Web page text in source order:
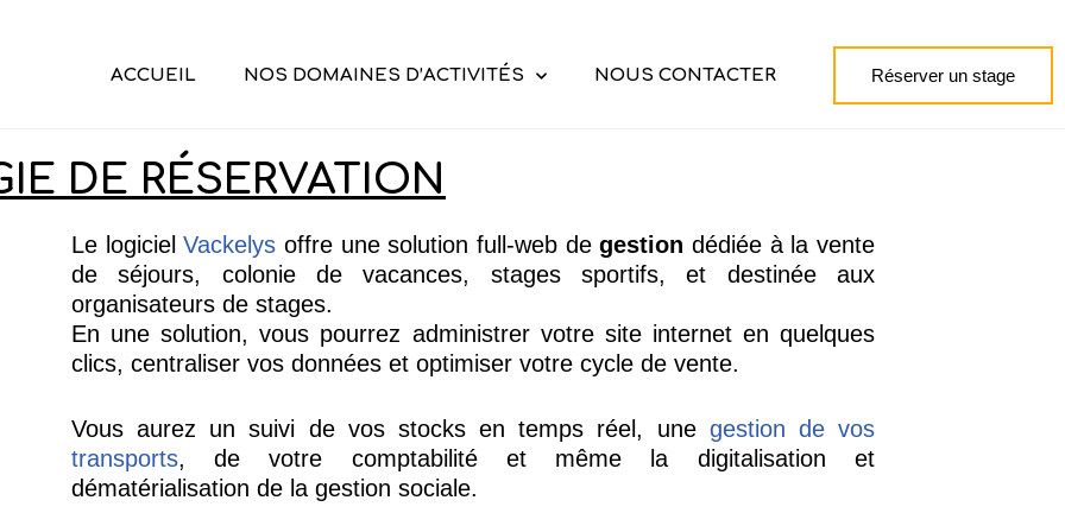
ACCUEIL NOS DOMAINES D’ACTIVITÉS NOUS CONTACTER Réserver un stage
DE RÉSERVATION
Le logicielVackelys offre une solution full-web degestion dédiée à la vente
deséjours, colonie de vacances, stages sportifs, et destinée
aux
organisateurs de stages.
En une solution, vous pourrez administrer votre site internet enquelques
clics, centraliser vos données et optimiser votre cycle de vente.
Vous aurez un suivi de vos stocks en temps réel, une gestion de vos
transports, de votre comptabilité et même la digitalisation
et
dématérialisation de la gestion sociale.